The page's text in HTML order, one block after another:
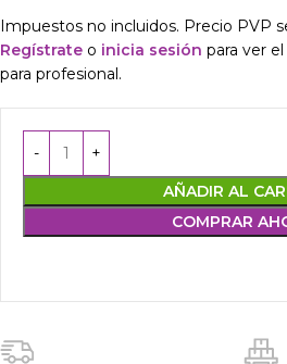
Impuestos no incluidos. Precio PVP
Regístrate o inicia sesión para ver
para profesional.
AÑADIR AL
COMPRAR